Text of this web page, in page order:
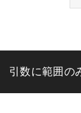
引数に範囲の